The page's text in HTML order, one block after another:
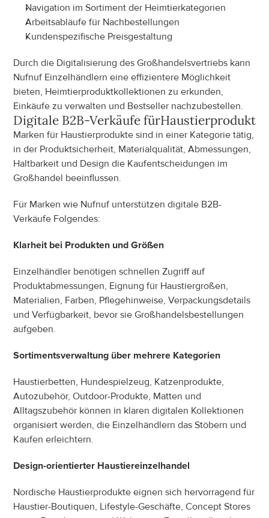
Navigation im Sortiment der Heimtierkategorien
Arbeitsabläufe für Nachbestellungen
Kundenspezifische Preisgestaltung
Durch die Digitalisierung des Großhandelsvertriebs kann
Nufnuf Einzelhändlern eine effizientere Möglichkeit
bieten, Heimtierproduktkollektionen zu erkunden,
Einkäufe zu verwalten und Bestseller nachzubestellen.
Digitale B2B-Verkäufe fürHaustierprodukte
Marken für Haustierprodukte sind in einer Kategorie tätig,
in der Produktsicherheit, Materialqualität, Abmessungen,
Haltbarkeit und Design die Kaufentscheidungen im
Großhandel beeinflussen.
Für Marken wie Nufnuf unterstützen digitale B2B-
Verkäufe Folgendes:
Klarheit bei Produkten und Größen
Einzelhändler benötigen schnellen Zugriff auf
Produktabmessungen, Eignung für Haustiergroßen,
Materialien, Farben, Pflegehinweise, Verpackungsdetails
und Verfügbarkeit, bevor sie Großhandelsbestellungen
aufgeben.
Sortimentsverwaltung über mehrere Kategorien
Haustierbetten, Hundespielzeug, Katzenprodukte,
Autozubehör, Outdoor-Produkte, Matten und
Alltagszubehör können in klaren digitalen Kollektionen
organisiert werden, die Einzelhändlern das Stöbern und
Kaufen erleichtern.
Design-orientierter Haustiereinzelhandel
Nordische Haustierprodukte eignen sich hervorragend für
Haustier-Boutiquen, Lifestyle-Geschäfte, Concept Stores